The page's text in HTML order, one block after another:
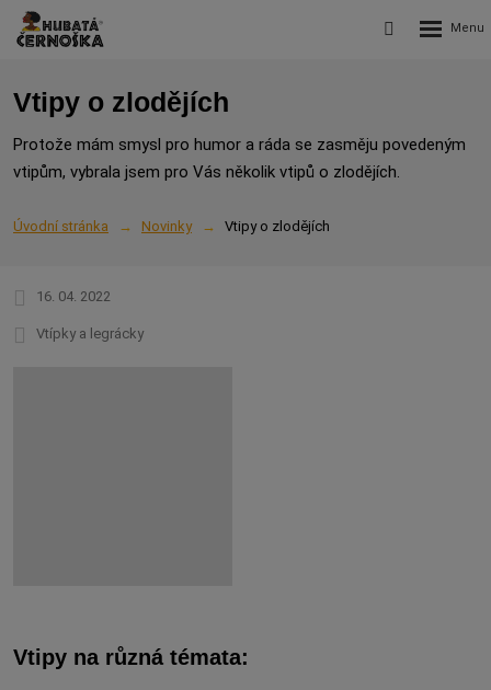
Vyhledávání
Rozbalení
Vtipy o zlodějích
Protože mám smysl pro humor a ráda se zasměju povedeným
vtipům, vybrala jsem pro Vás několik vtipů o zlodějích.
Úvodní stránka Novinky Vtipy o zlodějích
16. 04. 2022
Vtípky a legrácky
Vtipy na různá témata: